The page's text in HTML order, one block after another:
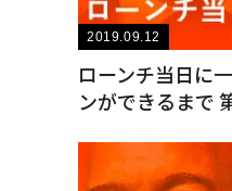
2019.09.12
ローンチ当日に
ンができるまで